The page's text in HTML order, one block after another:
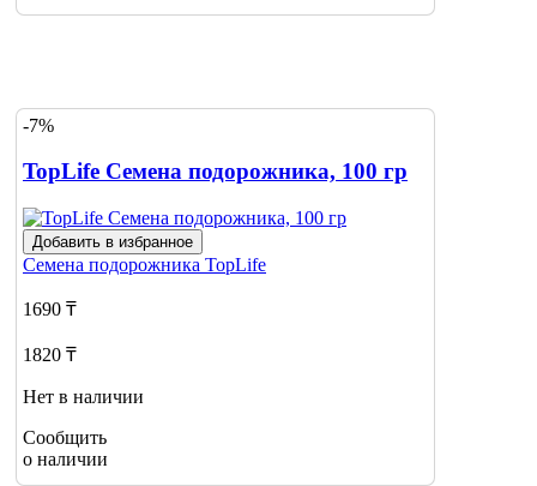
-7%
TopLife Семена подорожника, 100 гр
Добавить в избранное
Семена подорожника TopLife
1690 ₸
1820 ₸
Нет в наличии
Сообщить
о наличии